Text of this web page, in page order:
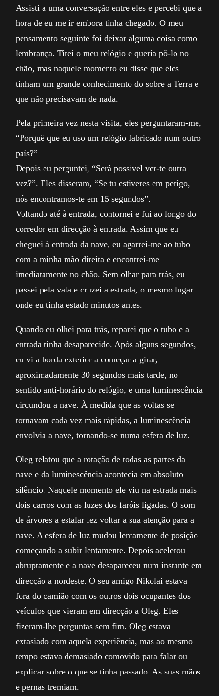
Assisti a uma conversação entre eles e percebi que a
hora de eu me ir embora tinha chegado. O meu
pensamento seguinte foi deixar alguma coisa como
lembrança. Tirei o meu relógio e queria pô-lo no
chão, mas naquele momento eu disse que eles
tinham um grande conhecimento do sobre a Terra e
que não precisavam de nada.
Pela primeira vez nesta visita, eles perguntaram-me,
“Porquê que eu uso um relógio fabricado num outro
país?”
Depois eu perguntei, “Será possível ver-te outra
vez?”. Eles disseram, “Se tu estiveres em perigo,
nós encontramos-te em 15 segundos”.
Voltando até à entrada, contornei e fui ao longo do
corredor em direcção à entrada. Assim que eu
cheguei à entrada da nave, eu agarrei-me ao tubo
com a minha mão direita e encontrei-me
imediatamente no chão. Sem olhar para trás, eu
passei pela vala e cruzei a estrada, o mesmo lugar
onde eu tinha estado minutos antes.
Quando eu olhei para trás, reparei que o tubo e a
entrada tinha desaparecido. Após alguns segundos,
eu vi a borda exterior a começar a girar,
aproximadamente 30 segundos mais tarde, no
sentido anti-horário do relógio, e uma luminescência
circundou a nave. À medida que as voltas se
tornavam cada vez mais rápidas, a luminescência
envolvia a nave, tornando-se numa esfera de luz.
Oleg relatou que a rotação de todas as partes da
nave e da luminescência acontecia em absoluto
silêncio. Naquele momento ele viu na estrada mais
dois carros com as luzes dos faróis ligadas. O som
de árvores a estalar fez voltar a sua atenção para a
nave. A esfera de luz mudou lentamente de posição
começando a subir lentamente. Depois acelerou
abruptamente e a nave desapareceu num instante em
direcção a nordeste. O seu amigo Nikolai estava
fora do camião com os outros dois ocupantes dos
veículos que vieram em direcção a Oleg. Eles
fizeram-lhe perguntas sem fim. Oleg estava
extasiado com aquela experiência, mas ao mesmo
tempo estava demasiado comovido para falar ou
explicar sobre o que se tinha passado. As suas mãos
e pernas tremiam.